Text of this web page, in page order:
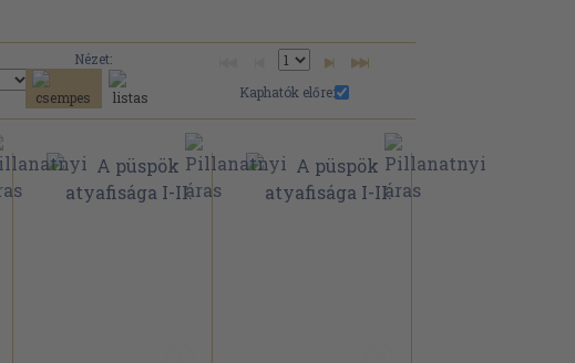
Nézet:
Kaphatók előre: